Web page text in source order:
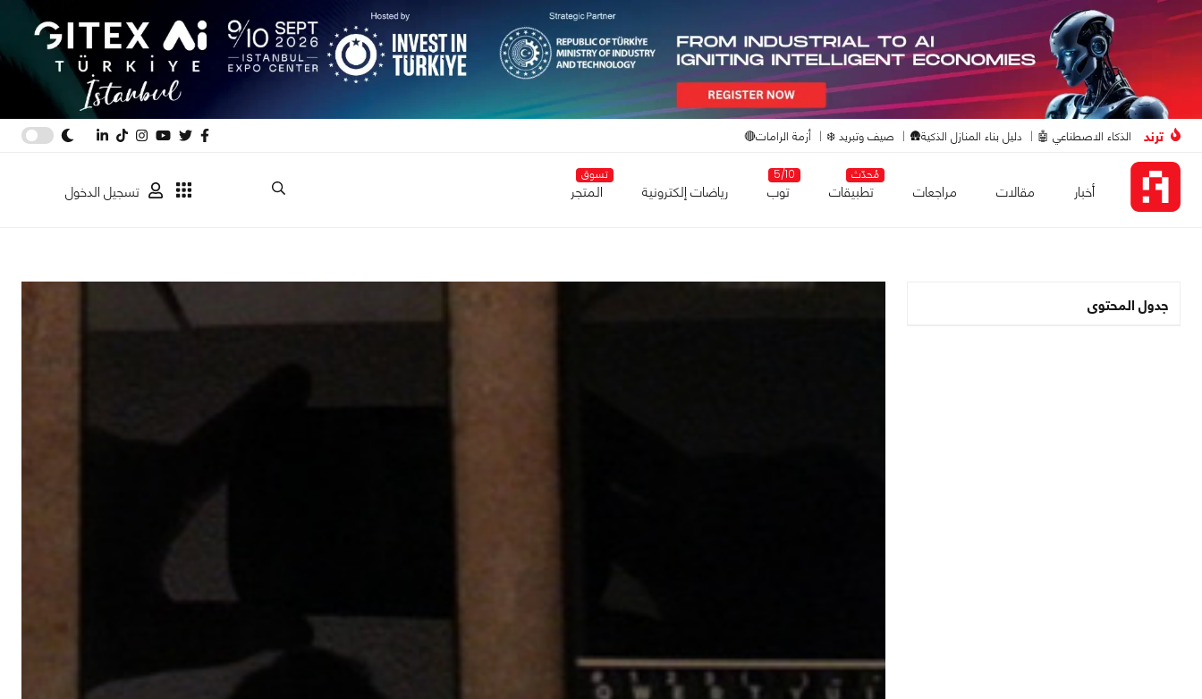
ترند الذكاء الاصطناعي 🤖 دليل بناء المنازل الذكية🛖 صيف وتبريد ❄️ أزمة الرامات🔴
أخبار مقالات مراجعات
مُحدّث
تطبيقات
5/10
توب رياضات إلكترونية
تسوق
المتجر تسجيل الدخول
جدول المحتوى